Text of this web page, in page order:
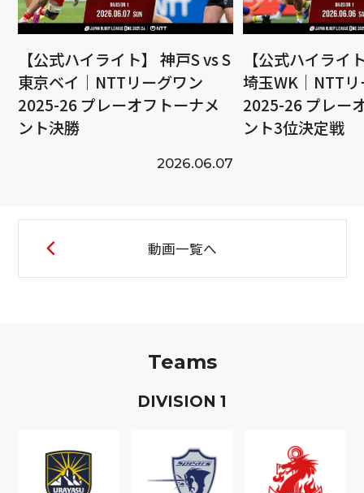
【公式ハイライト】 神戸S vs S
東京ベイ｜NTTリーグワン
2025-26 プレーオフトーナメ
ント決勝
2026.06.07
【公式ハイライ
埼玉WK｜NTT
2025-26 プレー
ント3位決定戦
動画一覧へ
Teams
DIVISION 1